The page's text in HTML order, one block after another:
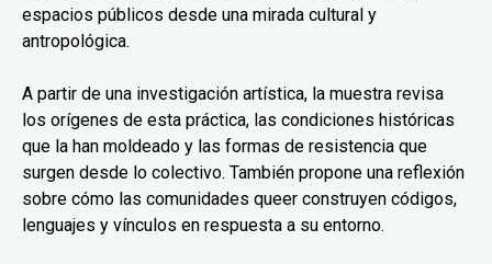
espacios públicos desde una mirada cultural y
antropológica.
A partir de una investigación artística, la muestra revisa
los orígenes de esta práctica, las condiciones históricas
que la han moldeado y las formas de resistencia que
surgen desde lo colectivo. También propone una reflexión
sobre cómo las comunidades queer construyen códigos,
lenguajes y vínculos en respuesta a su entorno.